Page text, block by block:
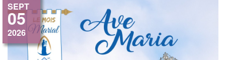
SEPT
05
2026